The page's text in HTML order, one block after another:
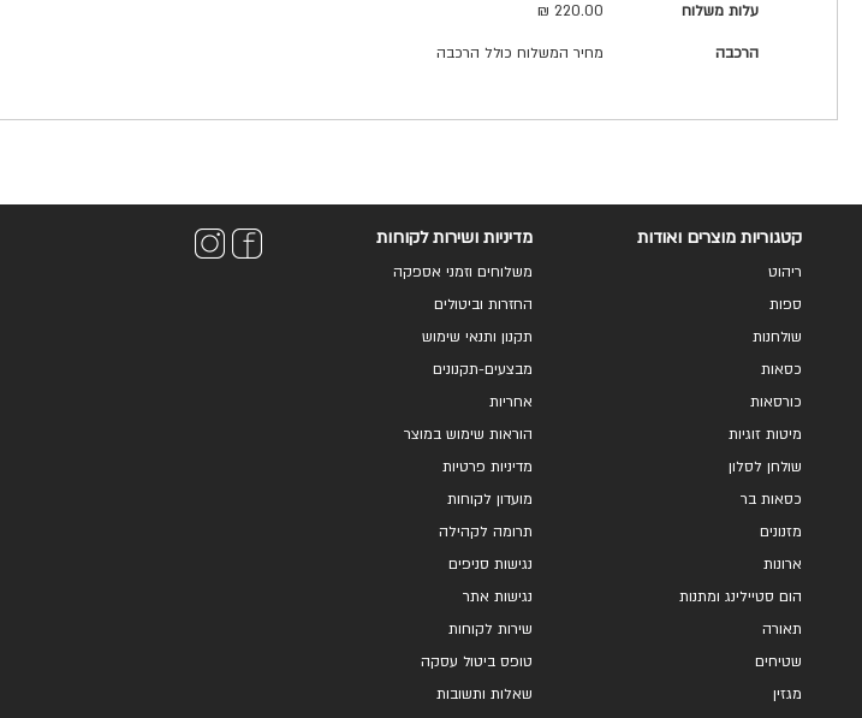
עלות משלוח 220.00 ₪
הרכבה מחיר המשלוח כולל הרכבה
קטגוריות מוצרים ואודות
ריהוט
ספות
שולחנות
כסאות
כורסאות
מיטות זוגיות
שולחן לסלון
כסאות בר
מזנונים
ארונות
הום סטיילינג ומתנות
תאורה
שטיחים
מגזין
מדיניות ושירות לקוחות
משלוחים וזמני אספקה
החזרות וביטולים
תקנון ותנאי שימוש
מבצעים-תקנונים
אחריות
הוראות שימוש במוצר
מדיניות פרטיות
מועדון לקוחות
תרומה לקהילה
נגישות סניפים
נגישות אתר
שירות לקוחות
טופס ביטול עסקה
שאלות ותשובות